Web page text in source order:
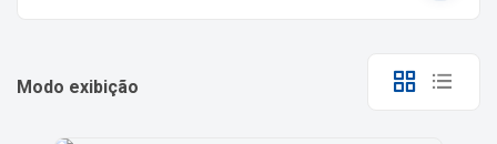
Modo exibição